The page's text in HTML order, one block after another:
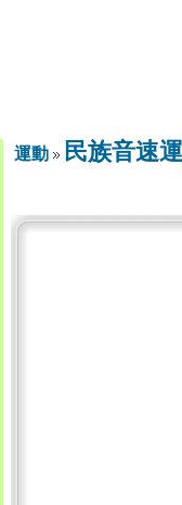
運動 民族音速